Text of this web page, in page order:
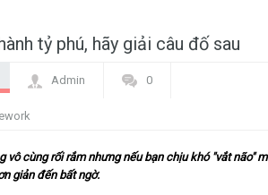
tỷ phú, hãy giải câu đố sau
Admin 0
vô cùng rối rắm nhưng nếu bạn chịu khó "vắt não"
giản đến bất ngờ.